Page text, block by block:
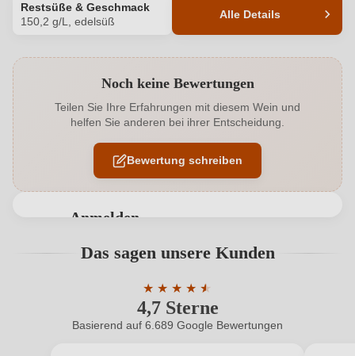
Restsüße & Geschmack
150,2 g/L, edelsüß
Alle Details
Alkoholgehalt in % 9,5 %
Allergene Enthält Sulfite
Ausbau Edelstahltank
GEMÜ Gebr. Müller Apparatebau GmbH & Co. KG,
Fritz-Müller-Straße 6–8, 74653 Ingelfingen,
Noch keine Bewertungen
Teilen Sie Ihre Erfahrungen mit diesem Wein und
helfen Sie anderen bei ihrer Entscheidung.
Bewertung schreiben
Anmelden
Benutzern abgegeben werden. Bitte loggen Sie sich
Neuer Kunde? Neuer Kunde?
Das sagen unsere Kunden
4,7 Sterne
★ ★ ★ ★ ★
★
Durchschnittliche Bewertung von 4.7
Basierend auf 6.689 Google Bewertungen